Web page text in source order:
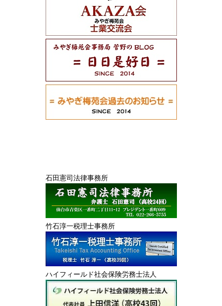
石田憲司法律事務所
竹石淳一税理士事務所
ハイフィールド社会保険労務士法人